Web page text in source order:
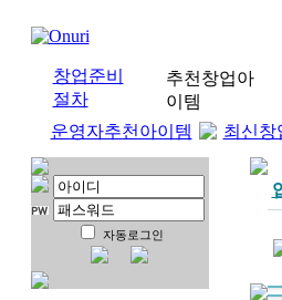
창업준비
절차
추천창업아
이템
운영자추천아이템
최신창
자동로그인